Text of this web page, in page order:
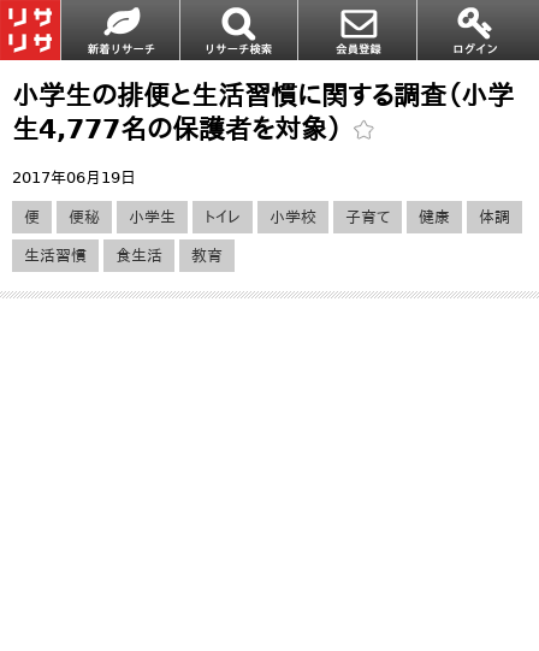
小学生の排便と生活習慣に関する調査（小学
生4,777名の保護者を対象）
2017年06月19日
便 便秘 小学生 トイレ 小学校 子育て 健康 体調
生活習慣 食生活 教育